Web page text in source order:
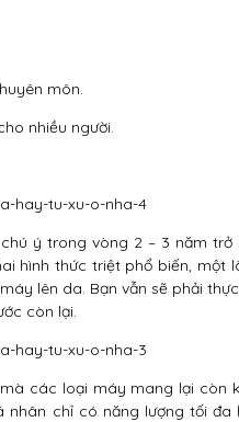
môn.
nhiều người.
ý trong vòng 2 – 3 năm
hình thức triệt phổ biến,
lên da. Bạn vẫn sẽ phải
còn lại.
các loại máy mang lại còn
chỉ có năng lượng tối